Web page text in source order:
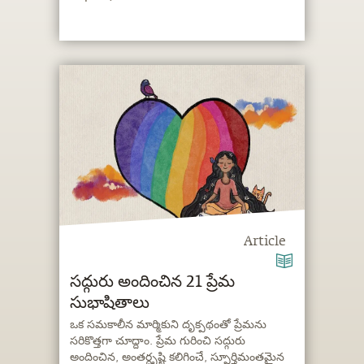
Article
సద్గురు అందించిన 21 ప్రేమ
సుభాషితాలు
ఒక సమకాలీన మార్మికుని దృక్పథంతో ప్రేమను
సరికొత్తగా చూద్దాం. ప్రేమ గురించి సద్గురు
అందించిన, అంతర్దృష్టి కలిగించే, స్ఫూర్తిమంతమైన